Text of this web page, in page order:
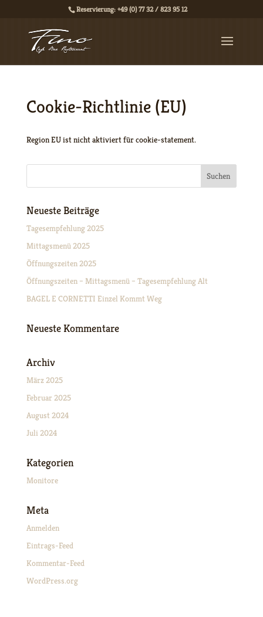
Reservierung: +49 (0) 77 32 / 823 95 12
Cookie-Richtlinie (EU)
Region EU ist nicht aktiviert für cookie-statement.
Neueste Beiträge
Tagesempfehlung 2025
Mittagsmenü 2025
Öffnungszeiten 2025
Öffnungszeiten – Mittagsmenü – Tagesempfehlung Alt
BAGEL E CORNETTI Einzel Kommt Weg
Neueste Kommentare
Archiv
März 2025
Februar 2025
August 2024
Juli 2024
Kategorien
Monitore
Meta
Anmelden
Eintrags-Feed
Kommentar-Feed
WordPress.org